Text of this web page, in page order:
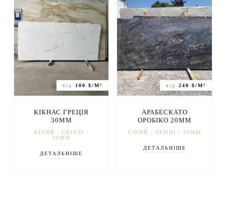
від 100 $/М²
КІКНАС ГРЕЦІЯ
30ММ
БІЛИЙ | СВІТЛІ |
30ММ
ДЕТАЛЬНІШЕ
від 240 $/М²
АРАБЕСКАТО
ОРОБІКО 20ММ
СІРИЙ | ТЕМНІ | 20ММ
ДЕТАЛЬНІШЕ